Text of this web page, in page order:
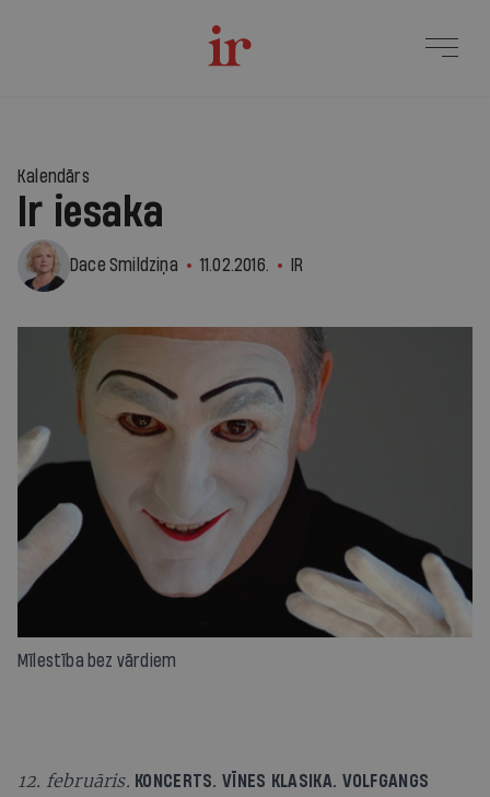
Kalendārs
Ir iesaka
Dace Smildziņa 11.02.2016. IR
Mīlestība bez vārdiem
12. februāris. KONCERTS. VĪNES KLASIKA. VOLFGANGS